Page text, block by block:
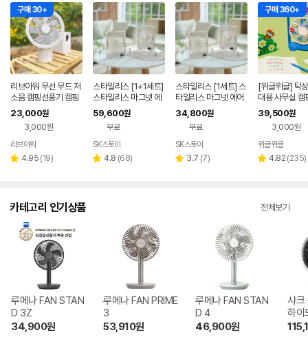
구매 30+
리브아워 무선 무드 저
소음 캠핑선풍기 캠핑
써큘레이터
23,000원
3,000원
페이
리브아워
별 4.95 리
(19)
스타일리스 [1+1세트]
스타일리스 마그넷 에
어젯 무선 선풍기 SM
F-E5100
59,600원
무료
버페
SK스토아
별 4.8 리
(68)
스타일리스 [1세트] 스
타일리스 마그넷 에어
젯 무선 선풍기 SMF-
E5100
34,800원
무료
버페
SK스토아
별 3.7 리
(7)
구매 360+
[위글위글] 탁
대용 사무실 캠
텀 데스크팬 -
Friends
39,500원
3,000원
페이
위글위글
별 4.82 리
(235)
카테고리 인기상품 전체보기
루메나 FAN STAN
D 3Z
34,900원
루메나 FAN PRIME
3
53,910원
루메나 FAN STAN
D 4
46,900원
샤크
하이
KR